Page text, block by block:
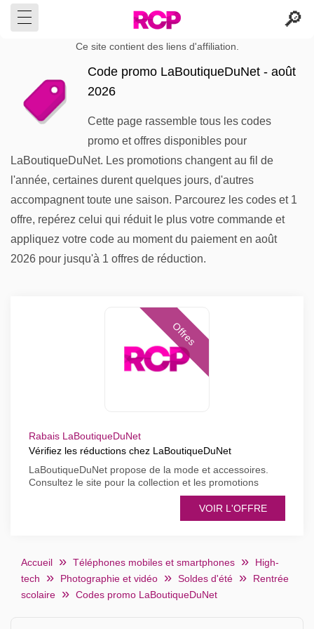
Ce site contient des liens d'affiliation.
Code promo LaBoutiqueDuNet - août
2026
Cette page rassemble tous les codes
promo et offres disponibles pour
LaBoutiqueDuNet. Les promotions changent au fil de
l'année, certaines durent quelques jours, d'autres
accompagnent toute une saison. Parcourez les codes et 1
offre, repérez celui qui réduit le plus votre commande et
appliquez votre code au moment du paiement en août
2026 pour jusqu'à 1 offres de réduction.
Offres
Rabais LaBoutiqueDuNet
Vérifiez les réductions chez LaBoutiqueDuNet
LaBoutiqueDuNet propose de la mode et accessoires.
Consultez le site pour la collection et les promotions
VOIR L'OFFRE
Accueil Téléphones mobiles et smartphones
High-
tech
Photographie et vidéo Soldes d'été
Rentrée
scolaire
Codes promo LaBoutiqueDuNet